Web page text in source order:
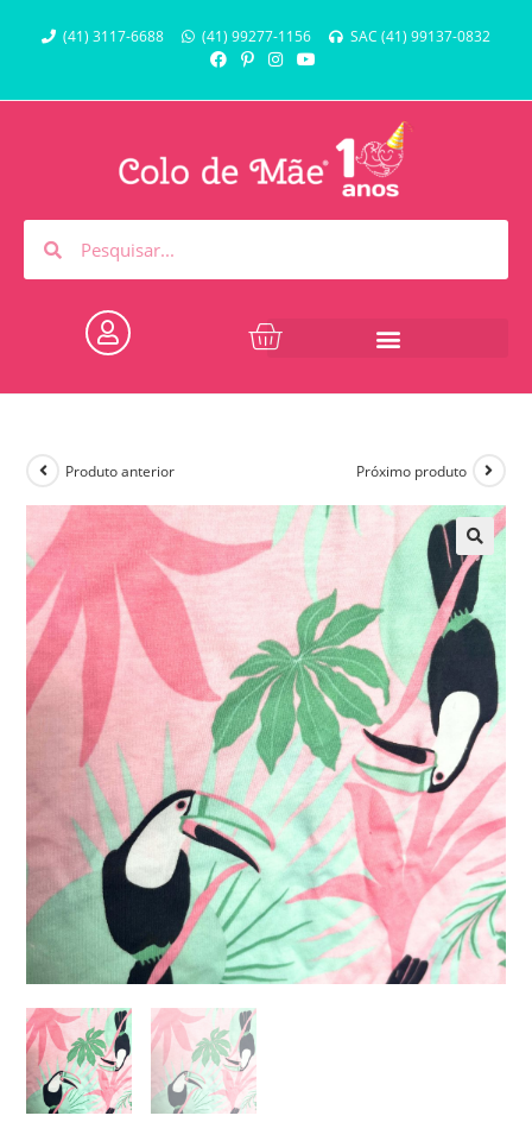
(41) 3117-6688 (41) 99277-1156 SAC (41) 99137-0832
Produto anterior Próximo produto